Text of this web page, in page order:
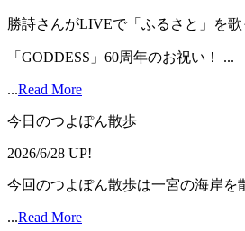
勝詩さんがLIVEで「ふるさと」を歌
「GODDESS」60周年のお祝い！ ...
...Read More
今日のつよぽん散歩
2026/6/28 UP!
今回のつよぽん散歩は一宮の海岸を
...Read More